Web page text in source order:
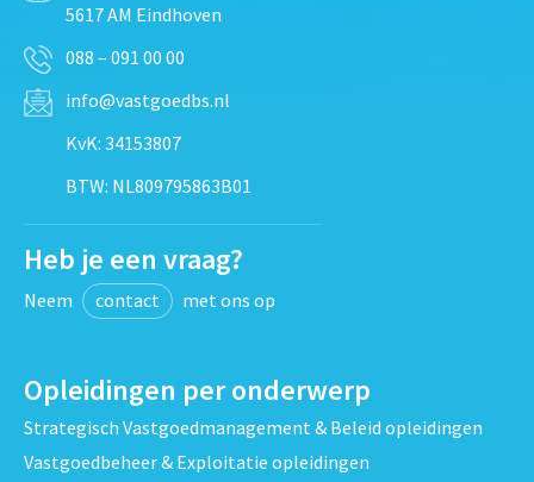
5617 AM Eindhoven
088 – 091 00 00
info@vastgoedbs.nl
KvK: 34153807
BTW: NL809795863B01
Heb je een vraag?
Neem contact met ons op
Opleidingen per onderwerp
Strategisch Vastgoedmanagement & Beleid opleidingen
Vastgoedbeheer & Exploitatie opleidingen